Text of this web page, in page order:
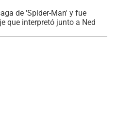
de 'Spider-Man' y fue
que interpretó junto a Ned